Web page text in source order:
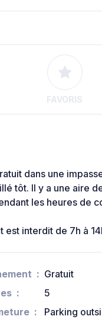
FAVORIS
dans une
tôt. Il y a une aire
les heures de
est interdit de 7h à
Gratuit
5
Parking